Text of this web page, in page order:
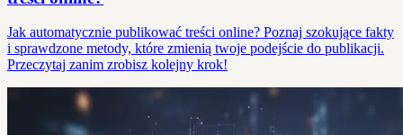
Jak automatycznie publikować treści online? Poznaj szokujące fakty
i sprawdzone metody, które zmienią twoje podejście do publikacji.
Przeczytaj zanim zrobisz kolejny krok!